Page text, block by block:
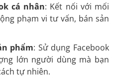
cá nhân: Kết nối với mối
phạm vi tư vấn, bán sản
phẩm: Sử dụng Facebook
lớn người dùng mà bạn
tự nhiên.